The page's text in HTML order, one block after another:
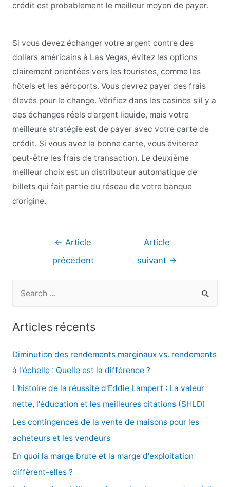
crédit est probablement le meilleur moyen de payer.
Si vous devez échanger votre argent contre des
dollars américains à Las Vegas, évitez les options
clairement orientées vers les touristes, comme les
hôtels et les aéroports. Vous devrez payer des frais
élevés pour le change. Vérifiez dans les casinos s’il y a
des échanges réels d’argent liquide, mais votre
meilleure stratégie est de payer avec votre carte de
crédit. Si vous avez la bonne carte, vous éviterez
peut-être les frais de transaction. Le deuxième
meilleur choix est un distributeur automatique de
billets qui fait partie du réseau de votre banque
d’origine.
Navigation
l’article
← Article
précédent
Article
suivant →
e
r
:
Articles récents
Diminution des rendements marginaux vs. rendements
à l'échelle : Quelle est la différence ?
L'histoire de la réussite d'Eddie Lampert : La valeur
nette, l'éducation et les meilleures citations (SHLD)
Les contingences de la vente de maisons pour les
acheteurs et les vendeurs
En quoi la marge brute et la marge d'exploitation
diffèrent-elles ?